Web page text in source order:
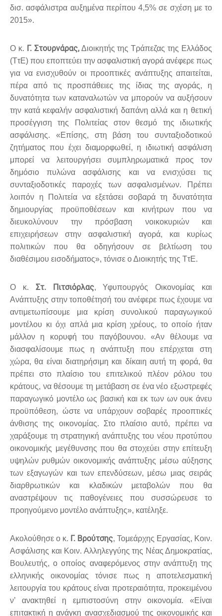
δισ. ασφάλιστρα αυξημένα περίπου 4,5% σε σχέση με το
2015».
O κ. Γ. Στουρνάρας,Διοικητής της Τράπεζας της Ελλάδος
(ΤτΕ) που εποπτεύει την ασφαλιστική αγορά ανέφερε πως
για να ενισχυθούν οι προοπτικές ανάπτυξης απαιτείται,
πέρα από τις προσπάθειες της ίδιας της αγοράς, η
δυνατότητα των καταναλωτών να μπορούν να αυξήσουν
την κατά κεφαλήν ασφαλιστική δαπάνη αλλά και η θετική
προσέγγιση της Πολιτείας στον θεσμό της ιδιωτικής
ασφάλισης. «Επίσης, στη βάση του συνταξιοδοτικού
ζητήματος που έχει διαμορφωθεί, η ιδιωτική ασφάλιση
μπορεί να λειτουργήσει συμπληρωματικά προς τον
δημόσιο πυλώνα ασφάλισης και να ενισχύσει τις
συνταξιοδοτικές παροχές των ασφαλισμένων. Πρέπει
λοιπόν η Πολιτεία να εξετάσει σοβαρά τη δυνατότητα
δημιουργίας προϋποθέσεων και κινήτρων που να
διευκολύνουν την πρόσβαση νοικοκυριών και
επιχειρήσεων στην ασφαλιστική αγορά, και κυρίως
πολιτικών που θα οδηγήσουν σε βελτίωση του
διαθέσιμου εισοδήματος», τόνισε ο Διοικητής της ΤτΕ.
Ο κ. Στ. Πιτσιόρλας, Υφυπουργός Οικονομίας και
Ανάπτυξης στην τοποθέτησή του ανέφερε πως έχουμε να
αντιμετωπίσουμε μια κρίση συνολικού παραγωγικού
μοντέλου κι όχι απλά μια κρίση χρέους, το οποίο ήταν
μάλλον η κορυφή του παγόβουνου. «Αν θέλουμε να
διασφαλίσουμε πως η ανάπτυξη που επέρχεται στη
χώρα, θα είναι διατηρήσιμη και δίκαιη αυτή τη φορά, θα
πρέπει στο πλαίσιο του επιτελικού πλέον ρόλου του
κράτους, να θέσουμε τη μετάβαση σε ένα νέο εξωστρεφές
παραγωγικό μοντέλο ως βασική και εκ των ων ουκ άνευ
προϋπόθεση, ώστε να υπάρχουν σοβαρές προοπτικές
άνθισης της οικονομίας. Στο πλαίσιο αυτό, πρέπει να
χαράξουμε τη στρατηγική ανάπτυξης του νέου προτύπου
οικονομικής μεγέθυνσης που θα στοχεύει στην επίτευξη
υψηλών ρυθμών οικονομικής ανάπτυξης μέσω αύξησης
των εξαγωγών και των επενδύσεων, μέσω μιας σειράς
διαρθρωτικών και κλαδικών μεταβολών που θα
αναστρέψουν τις παθογένειες που συσσώρευσε το
προηγούμενο μοντέλο ανάπτυξης», κατέληξε.
Ακολούθησε ο κ. Γ. Βρούτσης, Τομεάρχης Εργασίας, Κοιν.
Ασφάλισης και Κοιν. Αλληλεγγύης της Νέας Δημοκρατίας,
Βουλευτής, ο οποίος αναφερόμενος στην ανάπτυξη της
ελληνικής οικονομίας τόνισε πως η αποτελεσματική
λειτουργία του κράτους είναι προτεραιότητα, προκειμένου
ν’ ανακτηθεί η εμπιστοσύνη στην οικονομία. «Είναι
επιτακτική η ανάγκη ανασχεδιασμού της οικονομικής και